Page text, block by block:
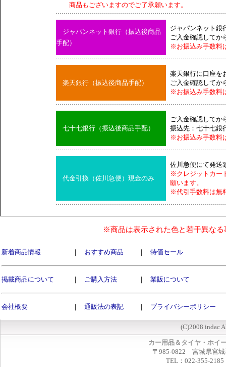
商品もございますのでご了承願います。
ジャパンネット銀行（振込後商品
手配）
ジャパンネット銀
ご入金確認してか
※お振込み手数料
楽天銀行（振込後商品手配）
楽天銀行に口座を
ご入金確認してか
※お振込み手数料
七十七銀行（振込後商品手配）
ご入金確認してか
振込先：七十七銀
※お振込み手数料
代金引換（佐川急便）現金のみ
佐川急便にて発送
※クレジットカー
願います。
※代引手数料は無
※商品は表示された色と若干異な
新着商品情報 ｜ おすすめ商品 ｜ 特価セール
掲載商品について ｜ ご購入方法 ｜ 業販について
会社概要 ｜ 通販法の表記 ｜ プライバシーポリシー
(C)2008 indac
カー用品＆タイヤ・ホイ
〒985-0822 宮城県宮城
TEL：022-355-